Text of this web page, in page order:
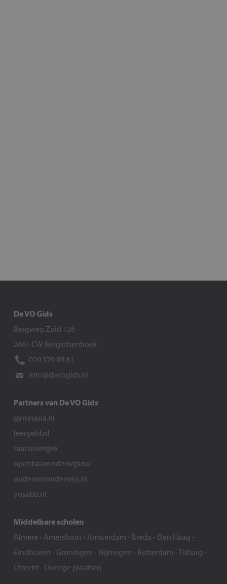
De VO Gids
Bergweg Zuid 126
2661 CW Bergschenhoek
020 570 89 81
info@devogids.nl
Partners van De VO Gids
gymnasia.nl
leergeld.nl
saarisnietgek
openbaaronderwijs.nu
oudersenonderwijs.nl
vosabb.nl
Middelbare scholen
Almere - Amersfoort- Amsterdam - Breda - Den Haag -
Eindhoven - Groningen - Nijmegen - Rotterdam -Tilburg -
Utrecht- Overige plaatsen